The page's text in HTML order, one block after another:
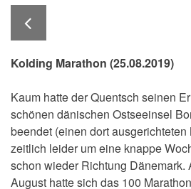
Kolding Marathon (25.08.2019)
Kaum hatte der Quentsch seinen
schönen dänischen Ostseeinsel
beendet (einen dort
zeitlich leider um eine knappe
schon wieder Richtung Dänemark.
August hatte sich das 100